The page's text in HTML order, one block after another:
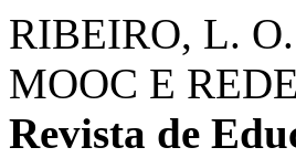
RIBEIRO, L.
MOOC E
Revista de